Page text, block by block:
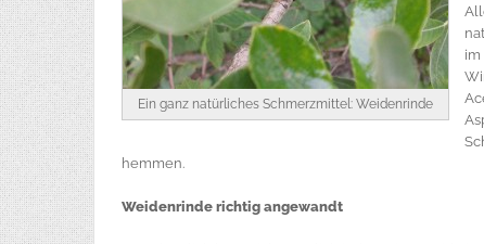
Ein ganz natürliches Schmerzmittel: Weidenrinde
im
hemmen.
Weidenrinde richtig angewandt